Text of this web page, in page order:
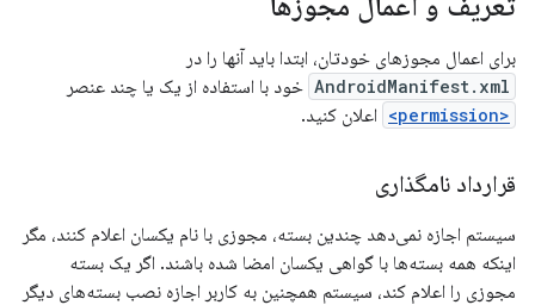
برای اعمال مجوزهای خودتان، ابتدا باید آنها را در
AndroidManifest.xml خود با استفاده از یک یا چند عنصر
<permission> اعلان کنید.
قرارداد نامگذاری
سیستم اجازه نمی‌دهد چندین بسته، مجوزی با نام یکسان اعلام کنند، مگر
اینکه همه بسته‌ها با گواهی یکسان امضا شده باشند. اگر یک بسته
مجوزی را اعلام کند، سیستم همچنین به کاربر اجازه نصب بسته‌های دیگر